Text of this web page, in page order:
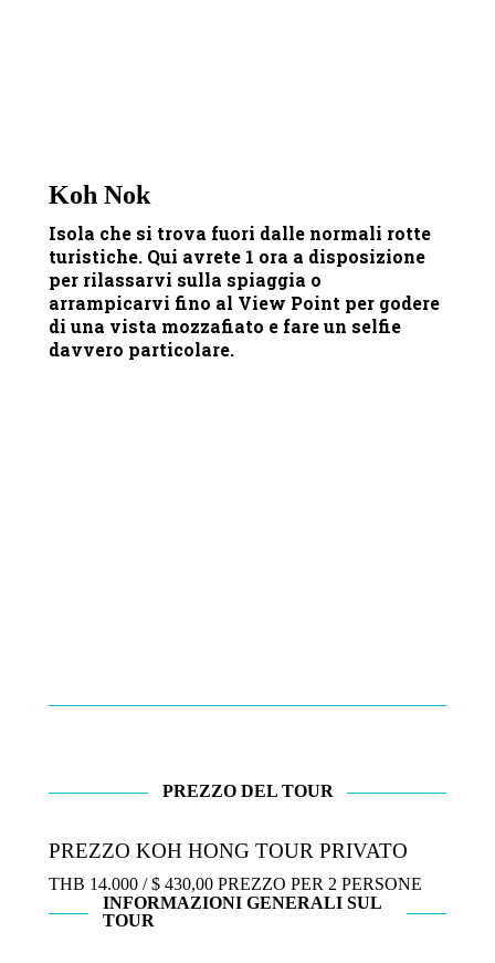
Koh Nok
Isola che si trova fuori dalle normali rotte
turistiche. Qui avrete 1 ora a disposizione
per rilassarvi sulla spiaggia o
arrampicarvi fino al View Point per godere
di una vista mozzafiato e fare un selfie
davvero particolare.
PREZZO DEL TOUR
PREZZO KOH HONG TOUR PRIVATO
THB 14.000 / $ 430,00 PREZZO PER 2 PERSONE
INFORMAZIONI GENERALI SUL
TOUR